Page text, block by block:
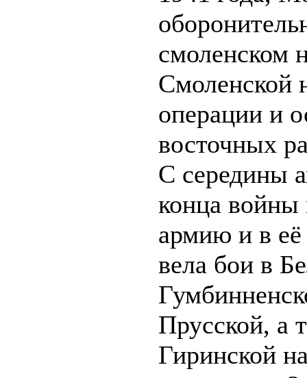
смоленском
Смоленской
операции и
восточных
С середины
конца
армию и в её
вела бои в
Прусской, а
Гиринской